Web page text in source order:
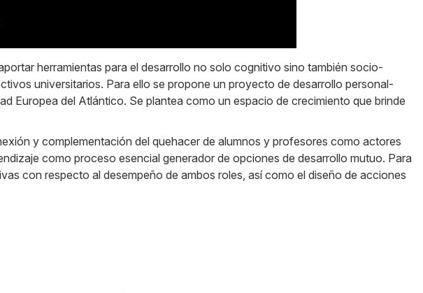
herramientas para el desarrollo no solo cognitivo sino también socio-
universitarios. Para ello se propone un proyecto de desarrollo personal-
Europea del Atlántico. Se plantea como un espacio de crecimiento que brinde
y complementación del quehacer de alumnos y profesores como actores
como proceso esencial generador de opciones de desarrollo mutuo. Para
con respecto al desempeño de ambos roles, así como el diseño de acciones